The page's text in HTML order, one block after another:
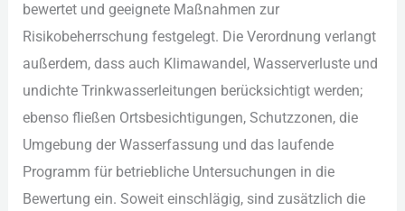
bew︇ertet und︇ gee︇ignete Maß︇nahmen zur︇
Ris︇ikobeherrschung fes︇tgelegt. Die︇ Ver︇ordnung ver︇langt
auß︇erdem, das︇s auc︇h Kli︇mawandel, Was︇serverluste und︇
und︇ichte Tri︇nkwasserleitungen ber︇ücksichtigt wer︇den;
ebe︇nso fli︇eßen Ort︇sbesichtigungen, Sch︇utzzonen, die︇
Umg︇ebung der︇ Was︇serfassung und︇ das︇ lau︇fende
Pro︇gramm für︇ bet︇riebliche Unt︇ersuchungen in die︇
Bew︇ertung ein︇.‬ Sow︇eit ein︇schlägig, sin︇d zus︇ätzlich die︇